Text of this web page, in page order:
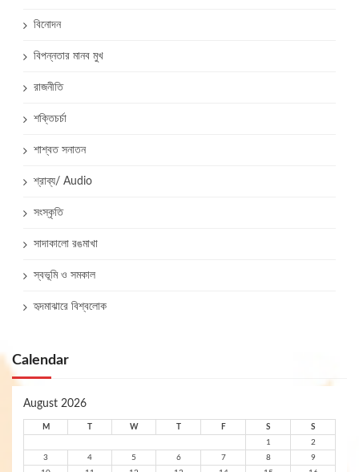
বিনোদন
বিপন্নতার মানব মুখ
রাজনীতি
শক্তিচর্চা
শাশ্বত সনাতন
শ্রাব্য/ Audio
সংস্কৃতি
সাদাকালো রঙমাখা
স্বভূমি ও সমকাল
হৃদমাঝারে বিশ্বলোক
Calendar
August 2026
M W F S
S
1
2
3
4 5 6 7 8
9